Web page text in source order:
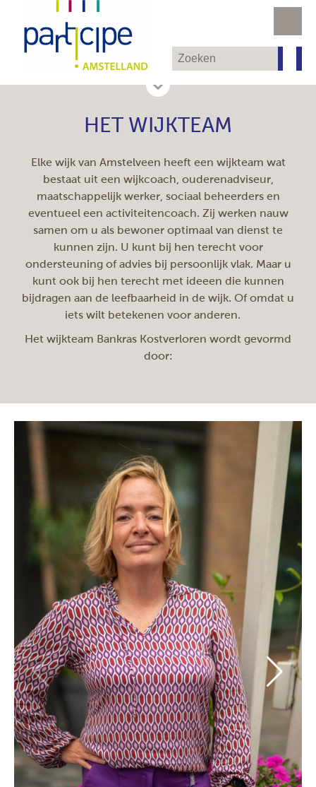
HET WIJKTEAM
Elke wijk van Amstelveen heeft een wijkteam wat
bestaat uit een wijkcoach, ouderenadviseur,
maatschappelijk werker, sociaal beheerders en
eventueel een activiteitencoach. Zij werken nauw
samen om u als bewoner optimaal van dienst te
kunnen zijn. U kunt bij hen terecht voor
ondersteuning of advies bij persoonlijk vlak. Maar u
kunt ook bij hen terecht met ideeen die kunnen
bijdragen aan de leefbaarheid in de wijk. Of omdat u
iets wilt betekenen voor anderen.
Het wijkteam Bankras Kostverloren wordt gevormd
door: